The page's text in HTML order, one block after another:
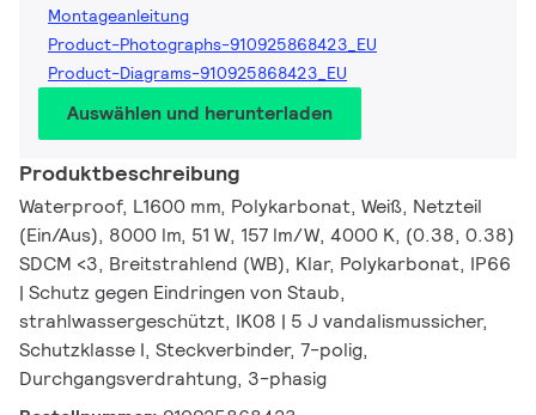
Montageanleitung
Product-Photographs-910925868423_EU
Product-Diagrams-910925868423_EU
Auswählen und herunterladen
Produktbeschreibung
Waterproof, L1600 mm, Polykarbonat, Weiß, Netzteil
(Ein/Aus), 8000 lm, 51 W, 157 lm/W, 4000 K, (0.38, 0.38)
SDCM <3, Breitstrahlend (WB), Klar, Polykarbonat, IP66
| Schutz gegen Eindringen von Staub,
strahlwassergeschützt, IK08 | 5 J vandalismussicher,
Schutzklasse I, Steckverbinder, 7-polig,
Durchgangsverdrahtung, 3-phasig